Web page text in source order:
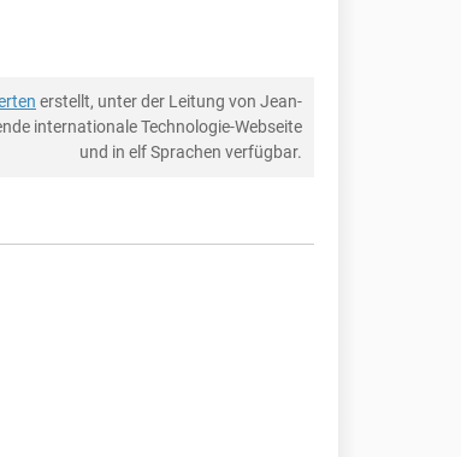
erstellt, unter der Leitung von Jean-
internationale Technologie-Webseite
und in elf Sprachen verfügbar.